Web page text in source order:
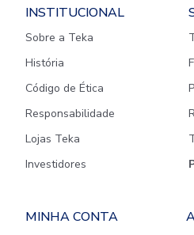
INSTITUCIONAL
Sobre a Teka
História
Código de Ética
Responsabilidade
Lojas Teka
Investidores
MINHA CONTA